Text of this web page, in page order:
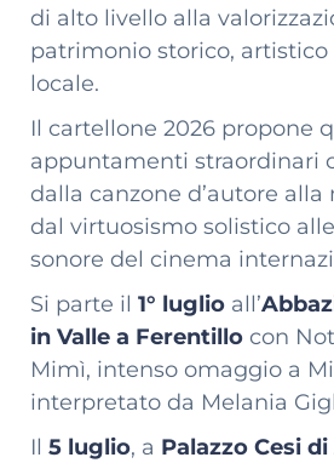
di alto livello alla
patrimonio storico,
locale.
Il cartellone 2026 propone
appuntamenti straordinari
dalla canzone d’autore alla
dal virtuosismo solistico
sonore del cinema
Si parte il 1° luglio all’
in Valle a Ferentillo con
Mimì, intenso omaggio a
interpretato da Melania
Il 5 luglio, a Palazzo Cesi